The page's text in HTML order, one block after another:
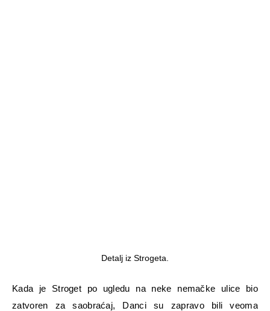
Detalj iz Strogeta.
Kada je Stroget po ugledu na neke nemačke ulice bio
zatvoren za saobraćaj, Danci su zapravo bili veoma